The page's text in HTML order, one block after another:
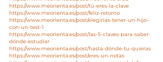
https://www.meorienta.es/post/tú-eres-la-clave
https://www.meorienta.es/post/feliz-retorno
https://www.meorienta.es/post/elegirías-tener-un-hijo-
con-un-test-1
https://www.meorienta.es/post/las-5-claves-para-saber-
dónde-estudiar
https://www.meorienta.es/post/hasta-dónde-tu-quieras
https://www.meorienta.es/post/eres-un-notas